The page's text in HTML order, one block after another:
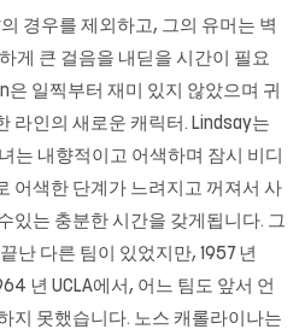
경우를 제외하고, 그의 유머는 벽
게 큰 걸음을 내딛을 시간이 필요
은 일찍부터 재미 있지 않았으며 귀
라인의 새로운 캐릭터. Lindsay는
는 내향적이고 어색하며 잠시 비디
어색한 단계가 느려지고 꺼져서 사
있는 충분한 시간을 갖게됩니다. 그
난 다른 팀이 있었지만, 1957 년
년 UCLA에서, 어느 팀도 앞서 언
지 못했습니다. 노스 캐롤라이나는